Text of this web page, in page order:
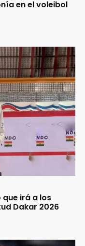
en el voleibol
que irá a los
Dakar 2026